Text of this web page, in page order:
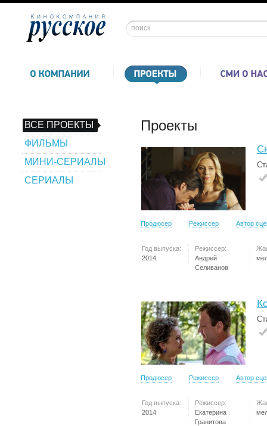
ВСЕ ПРОЕКТЫ
ФИЛЬМЫ
МИНИ-СЕРИАЛЫ
СЕРИАЛЫ
Проекты
Продюсер Режиссер Автор
Год выпуска:
2014
Режиссер:
Андрей
Селиванов
Продюсер Режиссер Автор
Год выпуска:
2014
Режиссер:
Екатерина
Гранитова